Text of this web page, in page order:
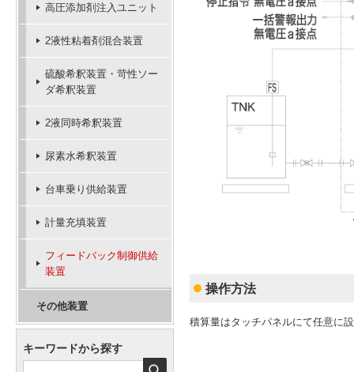
操作方法
積算量はタッチパネルにて任意に
高圧添加剤注入ユニット
2液性粘着剤混合装置
硫酸希釈装置・苛性ソー
ダ希釈装置
2液同時希釈装置
尿素水希釈装置
台車乗り供給装置
計量充填装置
フィードバック制御供給
装置
その他装置
キーワードから探す
検